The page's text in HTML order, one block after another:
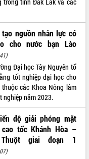
nguồn nhân lực có
cho nước bạn Lào
Đại học Tây Nguyên tổ
tốt nghiệp đại học cho
các Khoa Nông lâm
nghiệp năm 2023.
độ giải phóng mặt
tốc Khánh Hòa –
giai đoạn 1